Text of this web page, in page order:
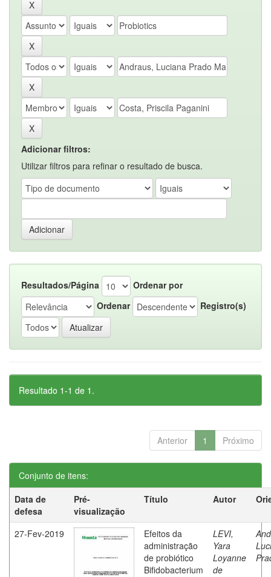
Adicionar filtros:
Utilizar filtros para refinar o resultado de busca.
Resultados/Página
Ordenar por
Ordenar
Registro(s)
Resultado 1-1 de 1.
Anterior 1 Próximo
Conjunto de itens:
Data de
defesa
Pré-
visualização
Título Autor
27-Fev-2019
Efeitos da
administração
de probiótico
Bifidobacterium
LEVI,
Yara
Loyanne
de